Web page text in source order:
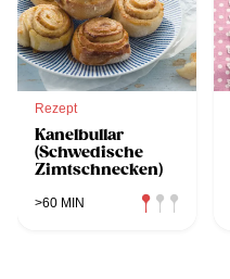
Rezept
Kanelbullar
(Schwedische
Zimtschnecken)
>60 MIN